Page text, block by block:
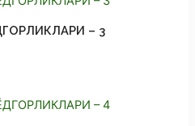
– 3